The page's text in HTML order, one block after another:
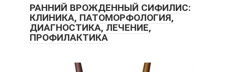
РАННИЙ ВРОЖДЕННЫЙ СИФИЛИС:
КЛИНИКА, ПАТОМОРФОЛОГИЯ,
ДИАГНОСТИКА, ЛЕЧЕНИЕ,
ПРОФИЛАКТИКА